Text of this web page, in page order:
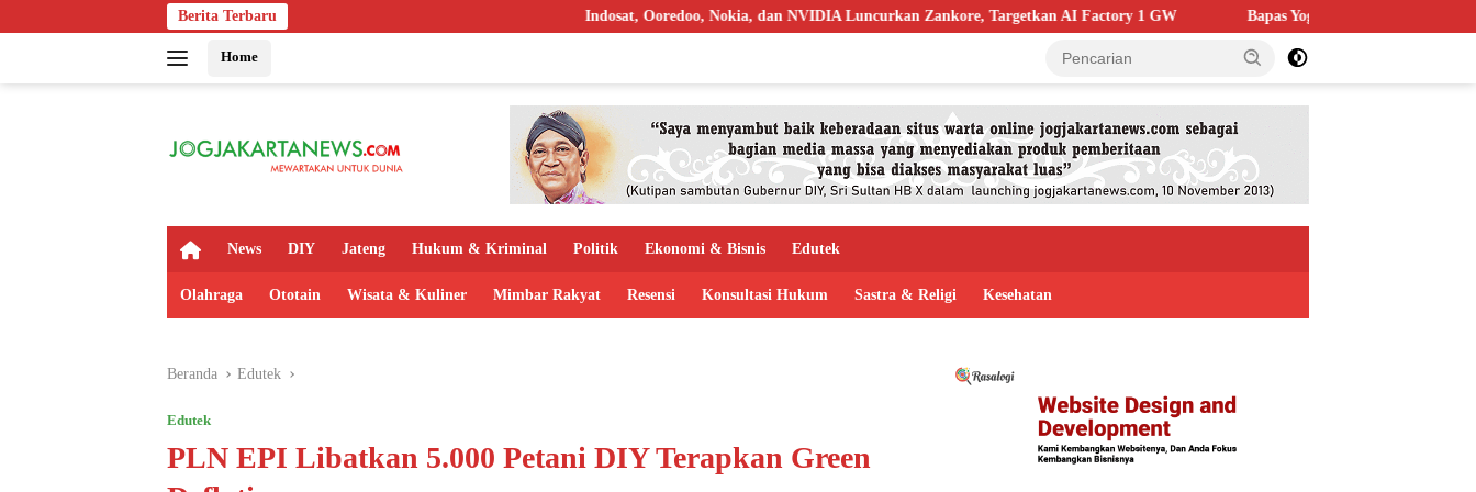
ke
Berita Terbaru Indosat, Ooredoo, Nokia, dan NVIDIA Luncurkan Zankore, Targetkan AI Factory 1 GW Bapas Yogyakarta Edukasi Guru SMKN 1 Seyegan,
Home
H
m
News DIY Jateng Hukum & Kriminal Politik Ekonomi & Bisnis Edutek
Olahraga Ototain Wisata & Kuliner Mimbar Rakyat Resensi Konsultasi Hukum Sastra & Religi Kesehatan
Beranda Edutek
Edutek
PLN EPI Libatkan 5.000 Petani DIY Terapkan Green